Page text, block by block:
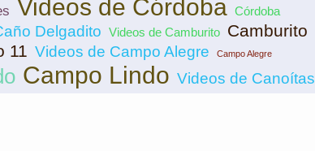
Videos de Córdoba Córdoba
Delgadito Videos de Camburito Camburito
11 Videos de Campo Alegre Campo Alegre
Campo Lindo Videos de Canoítas